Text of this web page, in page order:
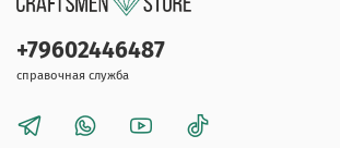
+79602446487
справочная служба